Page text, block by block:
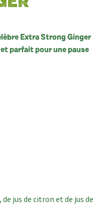
Extra Strong Ginger
parfait pour une pause
jus de citron et de jus de